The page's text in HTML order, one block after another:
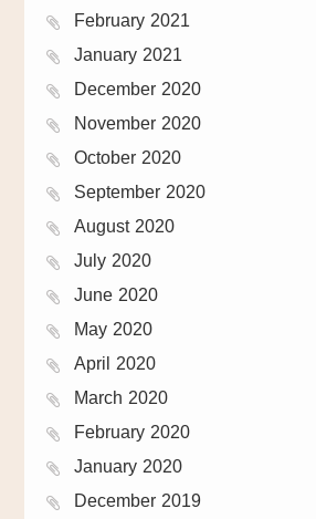
February 2021
January 2021
December 2020
November 2020
October 2020
September 2020
August 2020
July 2020
June 2020
May 2020
April 2020
March 2020
February 2020
January 2020
December 2019